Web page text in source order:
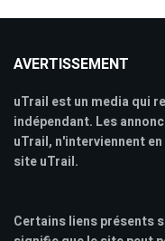
AVERTISSEMENT
uTrail est un media qui
indépendant. Les
uTrail, n'interviennent
site uTrail.
Certains liens présents